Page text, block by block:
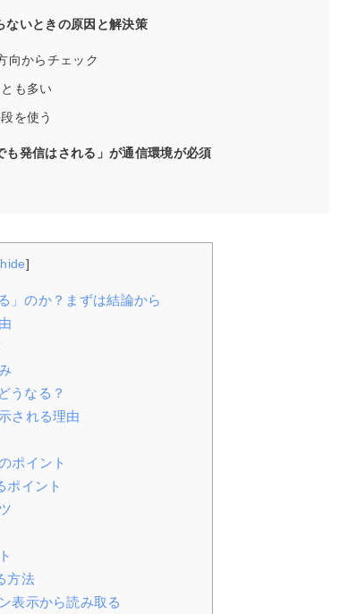
ないときの原因と解決策
向からチェック
も多い
を使う
発信はされる」が通信環境が必須
hide]
」のか？まずは結論から
うなる？
される理由
ポイント
ポイント
方法
表示から読み取る